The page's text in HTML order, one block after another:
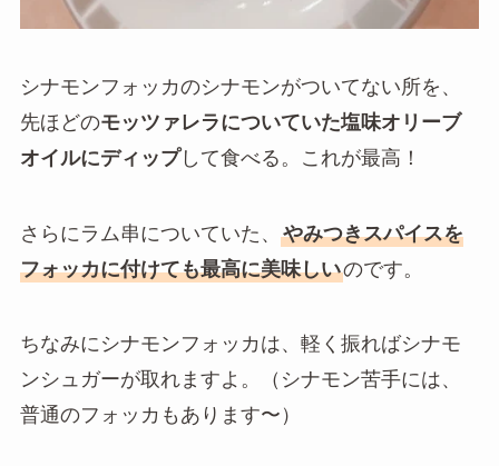
シナモンフォッカのシナモンがついてない所を、
先ほどのモッツァレラについていた塩味オリーブ
オイルにディップして食べる。これが最高！
さらにラム串についていた、 やみつきスパイスを
フォッカに付けても最高に美味しいのです。
ちなみにシナモンフォッカは、軽く振ればシナモ
ンシュガーが取れますよ。（シナモン苦手には、
普通のフォッカもあります〜）